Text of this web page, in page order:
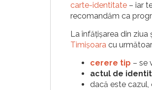
carte-identitate – iar
recomandăm ca
La înfățișarea din
Timișoara cu
cerere tip – se
actul de
dacă este cazul,